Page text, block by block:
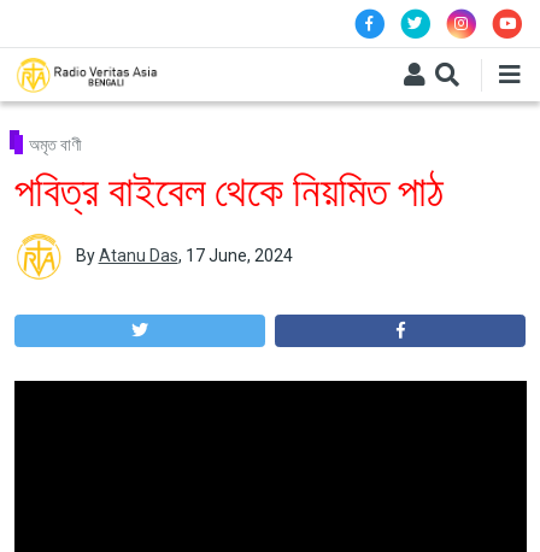
অমৃত বাণী
পবিত্র বাইবেল থেকে নিয়মিত পাঠ
ByAtanu Das, 17 June, 2024